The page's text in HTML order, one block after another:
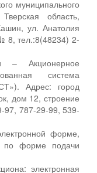
муниципального
область,
ул. Анатолия
8, тел.:8(48234) 2-
– Акционерное
система
Адрес: город
дом 12, строение
787-29-99, 539-
форме,
по форме подачи
электронная